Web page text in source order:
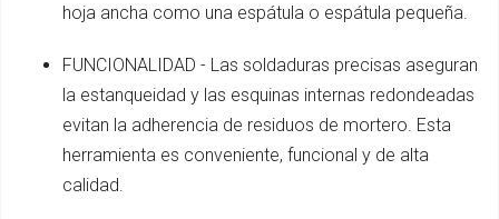
hoja ancha como una espátula o espátula pequeña.
FUNCIONALIDAD - Las soldaduras precisas aseguran
la estanqueidad y las esquinas internas redondeadas
evitan la adherencia de residuos de mortero. Esta
herramienta es conveniente, funcional y de alta
calidad.